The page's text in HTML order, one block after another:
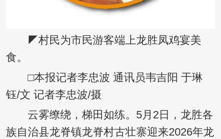
◤村民为市民游客端上龙胜凤鸡宴美
食。
□本报记者李忠波 通讯员韦吉阳 于琳
钰/文 记者李忠波/摄
云雾缭绕，梯田如练。5月2日，龙胜各
族自治县龙脊镇龙脊村古壮寨迎来2026年龙